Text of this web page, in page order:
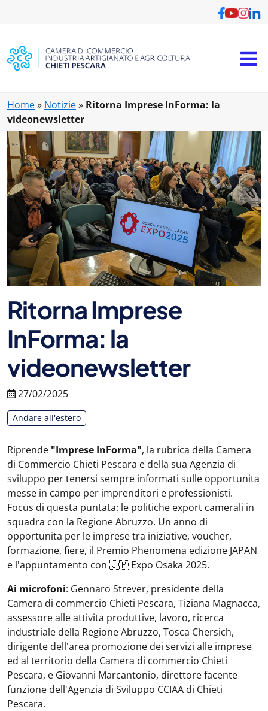
Home» Notizie» Ritorna Imprese InForma: la
videonewsletter
Ritorna Imprese
InForma: la
videonewsletter
27/02/2025
Andare all'estero
Riprende "Imprese InForma", la rubrica della Camera
di Commercio Chieti Pescara e della sua Agenzia di
sviluppo per tenersi sempre informati sulle opportunita
messe in campo per imprenditori e professionisti.
Focus di questa puntata: le politiche export camerali in
squadra con la Regione Abruzzo. Un anno di
opportunita per le imprese tra iniziative, voucher,
formazione, fiere, il Premio Phenomena edizione JAPAN
e l'appuntamento con 🇯🇵 Expo Osaka 2025.
Ai microfoni: Gennaro Strever, presidente della
Camera di commercio Chieti Pescara, Tiziana Magnacca,
assessore alle attivita produttive, lavoro, ricerca
industriale della Regione Abruzzo, Tosca Chersich,
dirigente dell'area promozione dei servizi alle imprese
ed al territorio della Camera di commercio Chieti
Pescara, e Giovanni Marcantonio, direttore facente
funzione dell'Agenzia di Sviluppo CCIAA di Chieti
Pescara.